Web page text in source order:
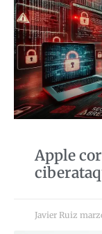
Apple
Javier Ruiz